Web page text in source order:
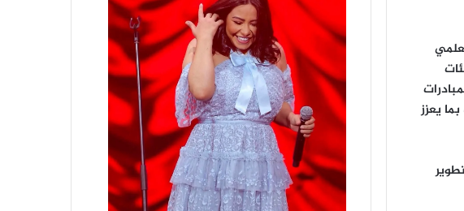
يعزز